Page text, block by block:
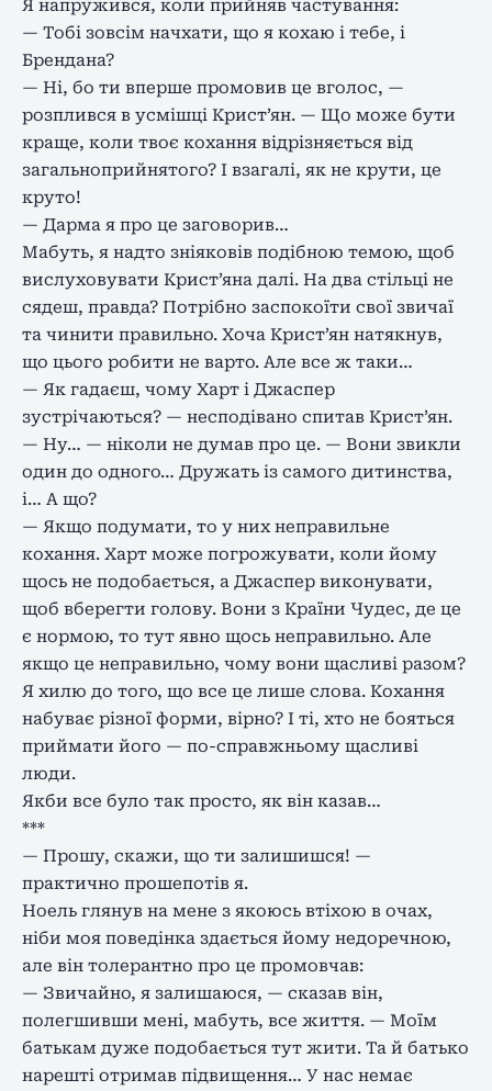
Я напружився, коли прийняв частування:
— Тобі зовсім начхати, що я кохаю і тебе, і
Брендана?
— Ні, бо ти вперше промовив це вголос, —
розплився в усмішці Крист’ян. — Що може бути
краще, коли твоє кохання відрізняється від
загальноприйнятого? І взагалі, як не крути, це
круто!
— Дарма я про це заговорив…
Мабуть, я надто зніяковів подібною темою, щоб
вислуховувати Крист’яна далі. На два стільці не
сядеш, правда? Потрібно заспокоїти свої звичаї
та чинити правильно. Хоча Крист’ян натякнув,
що цього робити не варто. Але все ж таки…
— Як гадаєш, чому Харт і Джаспер
зустрічаються? — несподівано спитав Крист’ян.
— Ну… — ніколи не думав про це. — Вони звикли
один до одного… Дружать із самого дитинства,
і… А що?
— Якщо подумати, то у них неправильне
кохання. Харт може погрожувати, коли йому
щось не подобається, а Джаспер виконувати,
щоб вберегти голову. Вони з Країни Чудес, де це
є нормою, то тут явно щось неправильно. Але
якщо це неправильно, чому вони щасливі разом?
Я хилю до того, що все це лише слова. Кохання
набуває різної форми, вірно? І ті, хто не бояться
приймати його — по-справжньому щасливі
люди.
Якби все було так просто, як він казав…
***
— Прошу, скажи, що ти залишишся! —
практично прошепотів я.
Ноель глянув на мене з якоюсь втіхою в очах,
ніби моя поведінка здається йому недоречною,
але він толерантно про це промовчав:
— Звичайно, я залишаюся, — сказав він,
полегшивши мені, мабуть, все життя. — Моїм
батькам дуже подобається тут жити. Та й батько
нарешті отримав підвищення… У нас немає